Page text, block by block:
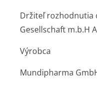
Držiteľ rozhodnutia
Gesellschaft m.b.H
Výrobca
Mundipharma